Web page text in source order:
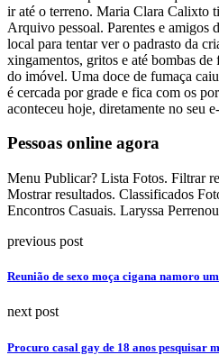
ir até o terreno. Maria Clara Calixto
Arquivo pessoal. Parentes e amigos
local para tentar ver o padrasto da
xingamentos, gritos e até bombas
do imóvel. Uma doce de fumaça
é cercada por grade e fica com os
aconteceu hoje, diretamente no seu
Pessoas online agora
Menu Publicar? Lista Fotos. Filtrar
Mostrar resultados. Classificados
Encontros Casuais. Laryssa
previous post
Reunião de sexo moça cigana namoro
next post
Procuro casal gay de 18 anos pesquisar